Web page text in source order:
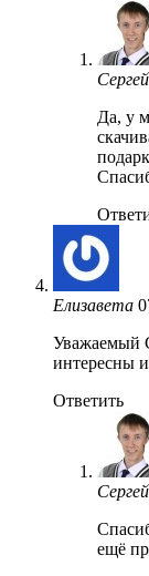
Сергей
Да, у
Елизавета
Уважаемый
интересны
Ответить
Сергей
ещё